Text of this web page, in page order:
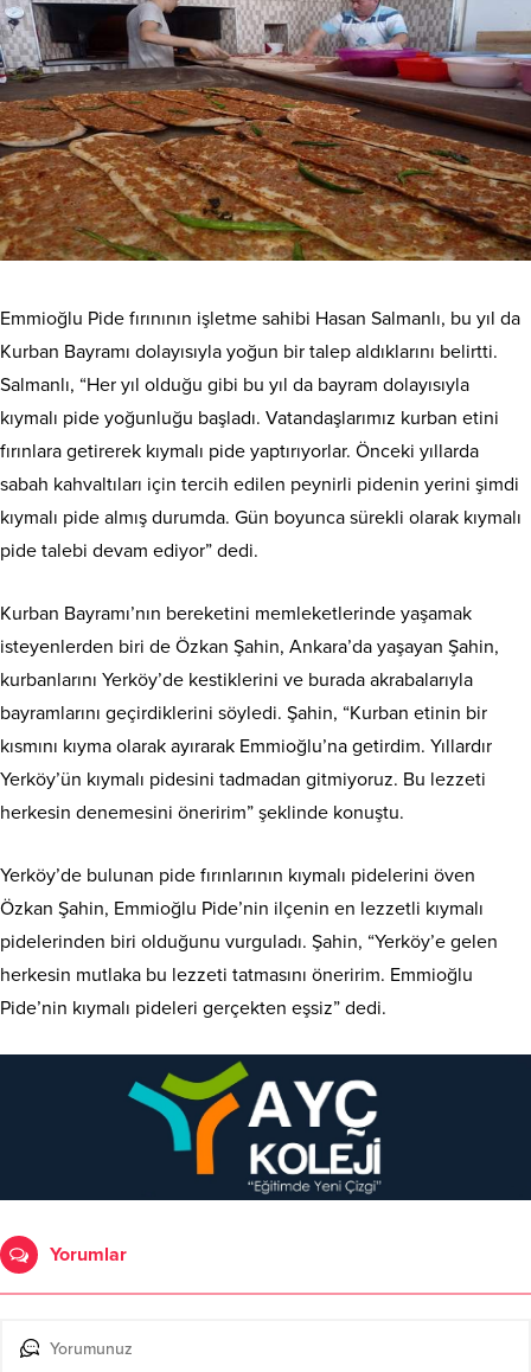
Emmioğlu Pide fırınının işletme sahibi Hasan Salmanlı, bu yıl da
Kurban Bayramı dolayısıyla yoğun bir talep aldıklarını belirtti.
Salmanlı, “Her yıl olduğu gibi bu yıl da bayram dolayısıyla
kıymalı pide yoğunluğu başladı. Vatandaşlarımız kurban etini
fırınlara getirerek kıymalı pide yaptırıyorlar. Önceki yıllarda
sabah kahvaltıları için tercih edilen peynirli pidenin yerini şimdi
kıymalı pide almış durumda. Gün boyunca sürekli olarak kıymalı
pide talebi devam ediyor” dedi.
Kurban Bayramı’nın bereketini memleketlerinde yaşamak
isteyenlerden biri de Özkan Şahin, Ankara’da yaşayan Şahin,
kurbanlarını Yerköy’de kestiklerini ve burada akrabalarıyla
bayramlarını geçirdiklerini söyledi. Şahin, “Kurban etinin bir
kısmını kıyma olarak ayırarak Emmioğlu’na getirdim. Yıllardır
Yerköy’ün kıymalı pidesini tadmadan gitmiyoruz. Bu lezzeti
herkesin denemesini öneririm” şeklinde konuştu.
Yerköy’de bulunan pide fırınlarının kıymalı pidelerini öven
Özkan Şahin, Emmioğlu Pide’nin ilçenin en lezzetli kıymalı
pidelerinden biri olduğunu vurguladı. Şahin, “Yerköy’e gelen
herkesin mutlaka bu lezzeti tatmasını öneririm. Emmioğlu
Pide’nin kıymalı pideleri gerçekten eşsiz” dedi.
Yorumlar